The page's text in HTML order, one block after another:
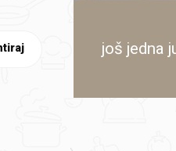
još jedna